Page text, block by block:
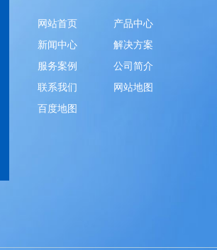
网站首页
产品中心
新闻中心
解决方案
服务案例
公司简介
联系我们
网站地图
百度地图